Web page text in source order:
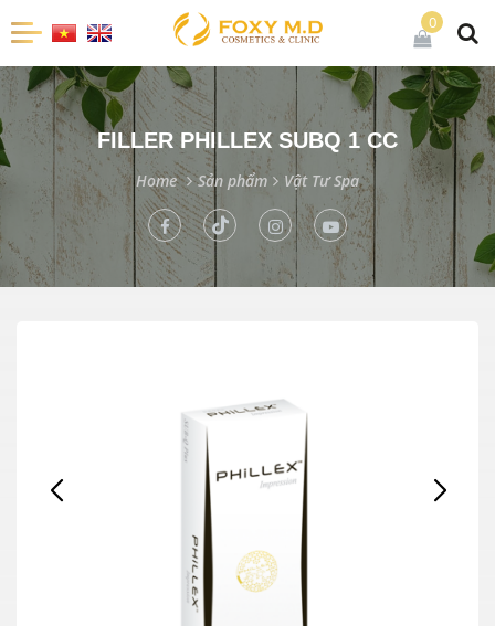
0
FILLER PHILLEX SUBQ 1 CC
Home Sản phẩm Vật Tư Spa